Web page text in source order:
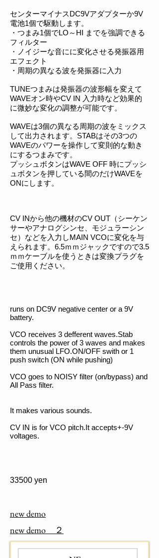
センターマイナスDC9Vアダプターか9V
電池1個で駆動します。
・つまみ1個でLO～HI までを強調できる
フィルター
・ノイジーな音にに変化させる発振器用
エフェクト
・周期の異なる波を発振器に入力
TUNEつまみは発振器の波形幅を変えて
WAVEオン時やCV IN 入力時など効果的
に微妙な変化の調整が可能です。
WAVEは3個の異なる周期の波をミックス
して出力されます。STABはその3つの
WAVEのパワーを操作して変則的な動き
にするつまみです。
プッシュボタンはWAVE OFF 時にプッシ
ュボタンを押している間のだけWAVEを
ONにします。​
CV INから他の機材のCV OUT（シーケン
サーやアナログシンセ、モジュラーシン
セ）などを入力しMAIN VCOに変化を与
えられます。6.5ｍｍジャックですので3.5
ｍｍケーブルを使うときは変換プラグを
ご使用ください。
runs on DC9V negative center or a 9V
battery.
VCO receives 3 defferent waves.Stab
controls the power of 3 waves and makes
them unusual LFO.ON/OFF swith or 1
push switch (ON while pushing)
VCO goes to NOISY filter (on/bypass) and
All Pass filter.
It makes various sounds.
CV IN is for VCO pitch.It accepts+-9V
voltages.
33500 yen
new demo
new demo ２